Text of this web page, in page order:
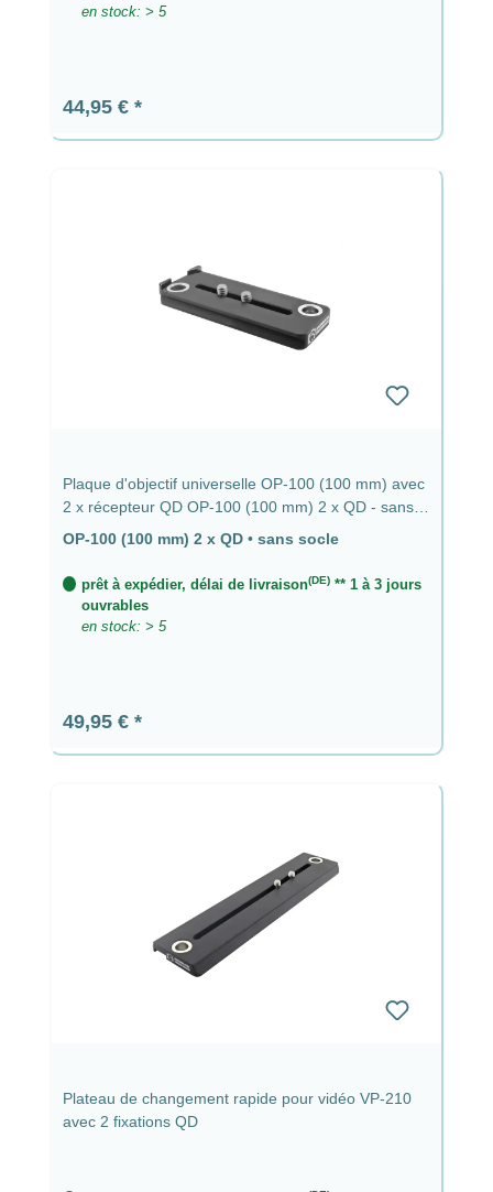
en stock: > 5
Prix régulier :
44,95 €
Plaque d'objectif universelle OP-100 (100 mm) avec
2 x récepteur QD OP-100 (100 mm) 2 x QD - sans
base
OP-100 (100 mm) 2 x QD • sans socle
prêt à expédier, délai de livraison(DE)** 1 à 3 jours
ouvrables
en stock: > 5
Prix régulier :
49,95 €
Plateau de changement rapide pour vidéo VP-210
avec 2 fixations QD